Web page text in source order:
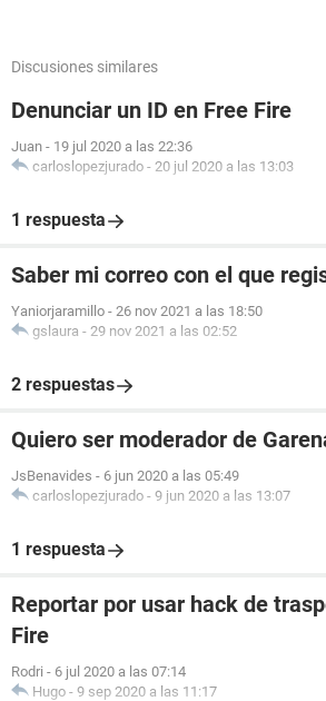
Discusiones similares
Denunciar un ID en Free Fire
Juan - 19 jul 2020 a las 22:36
carloslopezjurado - 20 jul 2020 a las 13:03
1 respuesta
Saber mi correo con el que
Yaniorjaramillo - 26 nov 2021 a las 18:50
gslaura - 29 nov 2021 a las 02:52
2 respuestas
Quiero ser moderador de
JsBenavides - 6 jun 2020 a las 05:49
carloslopezjurado - 9 jun 2020 a las 13:07
1 respuesta
Reportar por usar hack de
Fire
Rodri - 6 jul 2020 a las 07:14
Hugo - 9 sep 2020 a las 11:17